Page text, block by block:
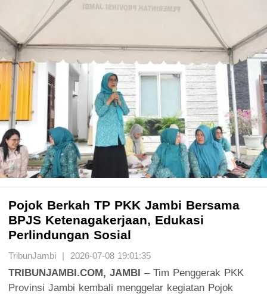
Pojok Berkah TP PKK Jambi Bersama
BPJS Ketenagakerjaan, Edukasi
Perlindungan Sosial
TribunJambi | 2026-07-08 19:01:35
TRIBUNJAMBI.COM, JAMBI – Tim Penggerak PKK
Provinsi Jambi kembali menggelar kegiatan Pojok